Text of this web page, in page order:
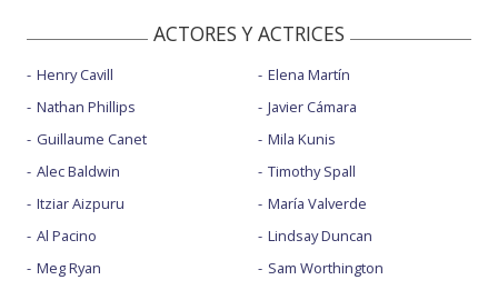
ACTORES Y ACTRICES
Henry Cavill
Nathan Phillips
Guillaume Canet
Alec Baldwin
Itziar Aizpuru
Al Pacino
Meg Ryan
Elena Martín
Javier Cámara
Mila Kunis
Timothy Spall
María Valverde
Lindsay Duncan
Sam Worthington